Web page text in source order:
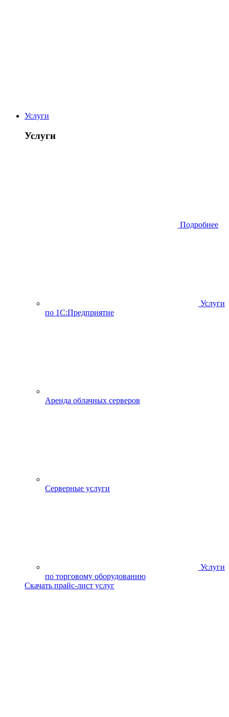
Услуги
Услуги
Подробнее
Услуги
по 1С:Предприятие
Аренда облачных серверов
Серверные услуги
Услуги
по торговому оборудованию
Скачать прайс-лист услуг